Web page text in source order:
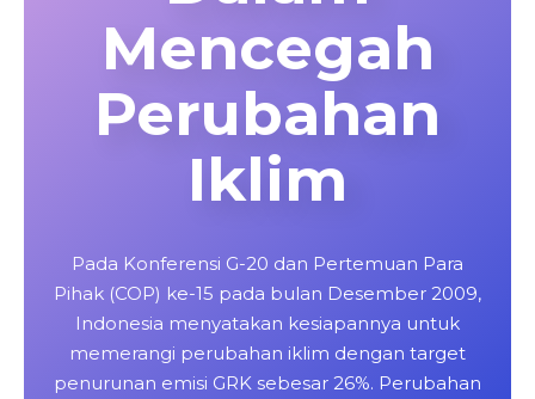
Mencegah
Perubahan
Iklim
Pada Konferensi G-20 dan Pertemuan Para
Pihak (COP) ke-15 pada bulan Desember 2009,
Indonesia menyatakan kesiapannya untuk
memerangi perubahan iklim dengan target
penurunan emisi GRK sebesar 26%. Perubahan